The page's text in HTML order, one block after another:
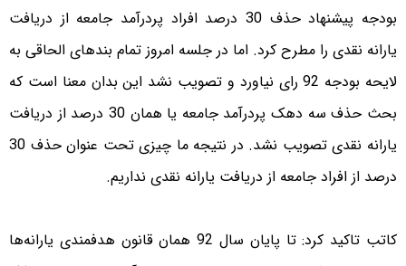
بودجه پیشنهاد حذف 30 درصد افراد پردرآمد جامعه از دریافت
یارانه نقدی را مطرح کرد. اما در جلسه امروز تمام بندهای الحاقی به
لایحه بودجه 92 رای نیاورد و تصویب نشد این بدان معنا است که
بحث حذف سه دهک پردرآمد جامعه یا همان 30 درصد از دریافت
یارانه نقدی تصویب نشد. در نتیجه ما چیزی تحت عنوان حذف 30
درصد از افراد جامعه از دریافت یارانه نقدی نداریم.
کاتب تاکید کرد: تا پایان سال 92 همان قانون هدفمندی یارانه‌ها